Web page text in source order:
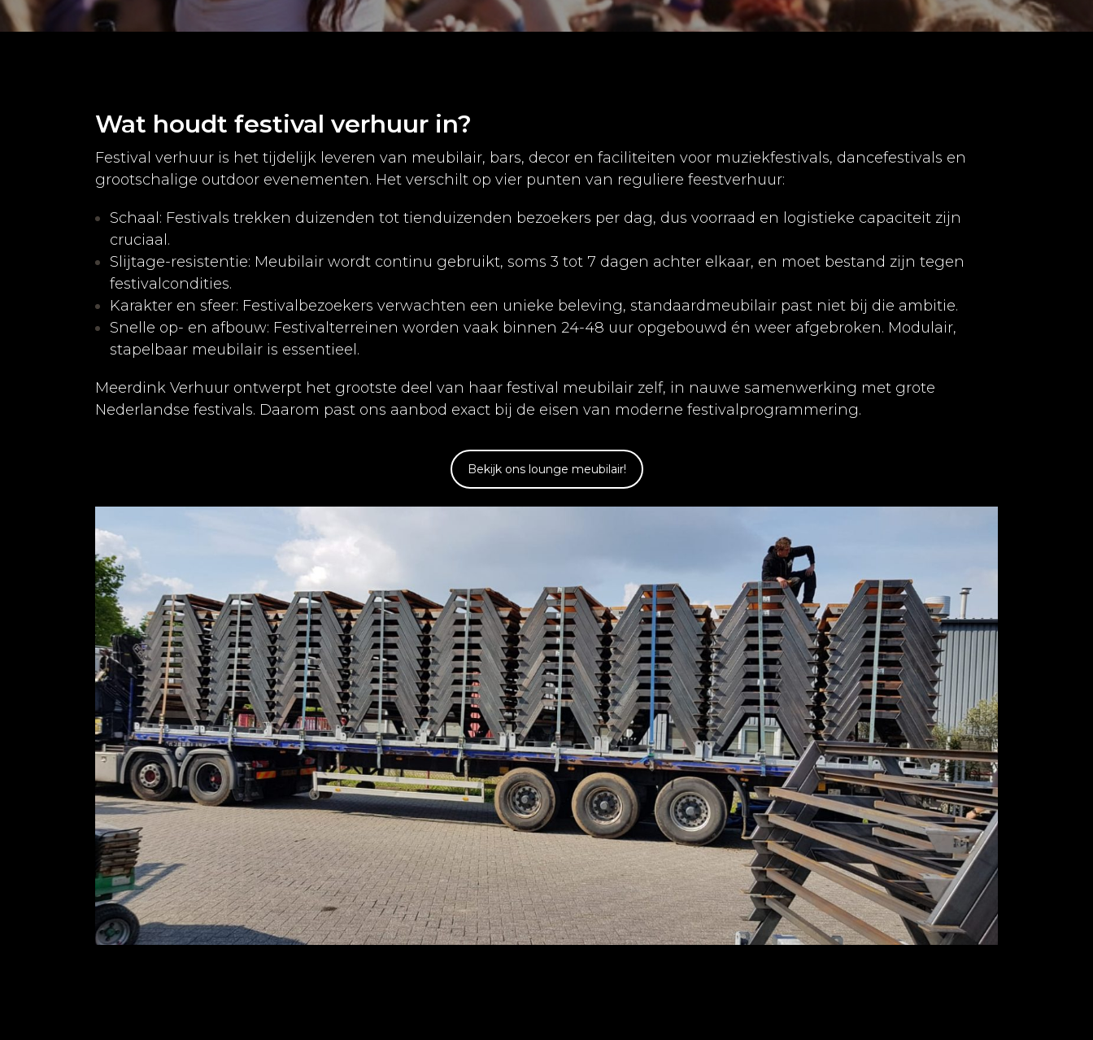
Wat houdt festival verhuur in?
Festival verhuur is het tijdelijk leveren van meubilair, bars, decor en faciliteiten voor muziekfestivals, dancefestivals en
grootschalige outdoor evenementen. Het verschilt op vier punten van reguliere feestverhuur:
Schaal: Festivals trekken duizenden tot tienduizenden bezoekers per dag, dus voorraad en logistieke capaciteit zijn
cruciaal.
Slijtage-resistentie: Meubilair wordt continu gebruikt, soms 3 tot 7 dagen achter elkaar, en moet bestand zijn tegen
festivalcondities.
Karakter en sfeer: Festivalbezoekers verwachten een unieke beleving, standaardmeubilair past niet bij die ambitie.
Snelle op- en afbouw: Festivalterreinen worden vaak binnen 24-48 uur opgebouwd én weer afgebroken. Modulair,
stapelbaar meubilair is essentieel.
Meerdink Verhuur ontwerpt het grootste deel van haar festival meubilair zelf, in nauwe samenwerking met grote
Nederlandse festivals. Daarom past ons aanbod exact bij de eisen van moderne festivalprogrammering.
Bekijk ons lounge meubilair!